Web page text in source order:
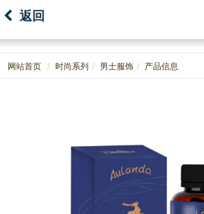
返回
网站首页 时尚系列 男士服饰 产品信息